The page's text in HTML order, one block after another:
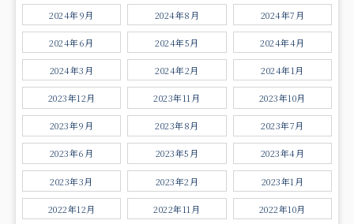
2024年9月 2024年8月 2024年7月
2024年6月 2024年5月 2024年4月
2024年3月 2024年2月 2024年1月
2023年12月 2023年11月 2023年10月
2023年9月 2023年8月 2023年7月
2023年6月 2023年5月 2023年4月
2023年3月 2023年2月 2023年1月
2022年12月 2022年11月 2022年10月